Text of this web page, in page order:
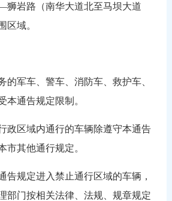
岩路（南华大道北至马坝大道
区域。
军车、警车、消防车、救护车、
本通告规定限制。
区域内通行的车辆除遵守本通告
市其他通行规定。
规定进入禁止通行区域的车辆，
部门按相关法律、法规、规章规定